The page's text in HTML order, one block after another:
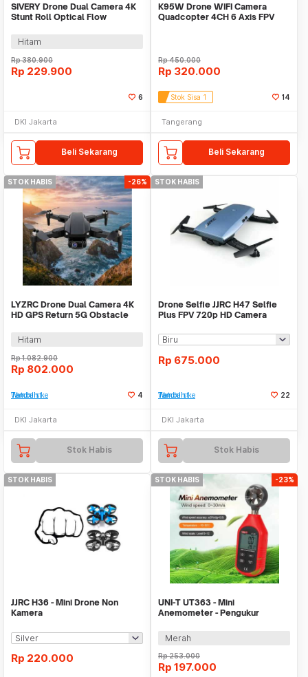
SIVERY Drone Dual Camera 4K
Stunt Roll Optical Flow
Hitam
Rp380.900
Rp 229.900
6
DKI Jakarta
Beli Sekarang
K95W Drone WIFI Camera
Quadcopter 4CH 6 Axis FPV
Rp450.000
Rp 320.000
Stok Sisa 1 14
Tangerang
Beli Sekarang
STOK HABIS -26%
LYZRC Drone Dual Camera 4K
HD GPS Return 5G Obstacle
PRO
Hitam
Rp1.082.900
Rp 802.000
Tambah ke Watchlist 4
DKI Jakarta
Stok Habis
STOK HABIS
Drone Selfie JJRC H47 Selfie
Plus FPV 720p HD Camera
Rp 675.000
Tambah ke Watchlist 22
DKI Jakarta
Stok Habis
STOK HABIS
JJRC H36 - Mini Drone Non
Kamera
Rp 220.000
STOK HABIS -23%
UNI-T UT363 - Mini
Anemometer - Pengukur
Merah
Rp253.000
Rp 197.000